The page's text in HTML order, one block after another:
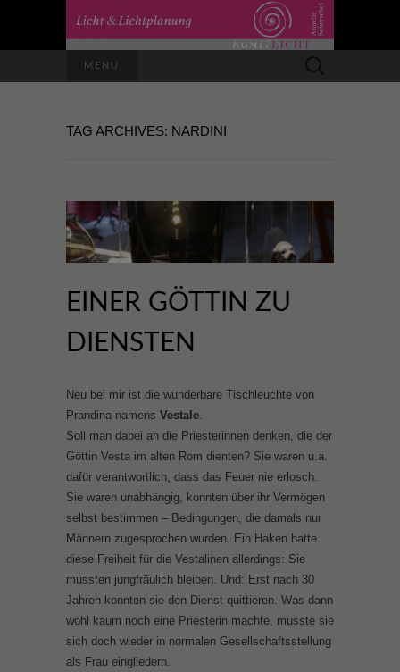
MENU
nach:
TAG ARCHIVES: NARDINI
EINER GÖTTIN ZU
DIENSTEN
Neu bei mir ist die wunderbare Tischleuchte von
Prandina namens Vestale.
Soll man dabei an die Priesterinnen denken, die der
Göttin Vesta im alten Rom dienten? Sie waren u.a.
dafür verantwortlich, dass das Feuer nie erlosch.
Sie waren unabhängig, konnten über ihr Vermögen
selbst bestimmen – Bedingungen, die damals nur
Männern zugesprochen wurden. Ein Haken hatte
diese Freiheit für die Vestalinen allerdings: Sie
mussten jungfräulich bleiben. Und: Erst nach 30
Jahren konnten sie den Dienst quittieren. Was dann
wohl kaum noch eine Priesterin machte, musste sie
sich doch wieder in normalen Gesellschaftsstellung
als Frau eingliedern.